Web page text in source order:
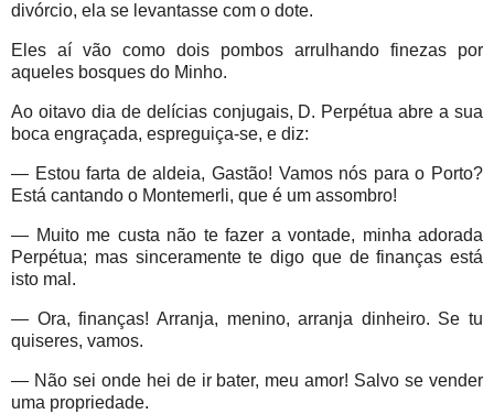
divórcio, ela se levantasse com o dote.
Eles aí vão como dois pombos arrulhando finezas por
aqueles bosques do Minho.
Ao oitavo dia de delícias conjugais, D. Perpétua abre a sua
boca engraçada, espreguiça-se, e diz:
— Estou farta de aldeia, Gastão! Vamos nós para o Porto?
Está cantando o Montemerli, que é um assombro!
— Muito me custa não te fazer a vontade, minha adorada
Perpétua; mas sinceramente te digo que de finanças está
isto mal.
— Ora, finanças! Arranja, menino, arranja dinheiro. Se tu
quiseres, vamos.
— Não sei onde hei de ir bater, meu amor! Salvo se vender
uma propriedade.